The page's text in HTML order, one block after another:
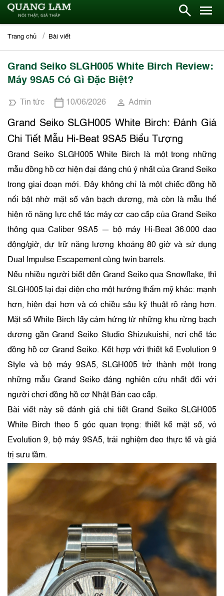
Trang chủ Bài viết
Grand Seiko SLGH005 White Birch Review:
Máy 9SA5 Có Gì Đặc Biệt?
Tin tức 10/06/2026 Admin
Grand Seiko SLGH005 White Birch: Đánh Giá
Chi Tiết Mẫu Hi-Beat 9SA5 Biểu Tượng
Grand Seiko SLGH005 White Birch là một trong những
mẫu đồng hồ cơ hiện đại đáng chú ý nhất của Grand Seiko
trong giai đoạn mới. Đây không chỉ là một chiếc đồng hồ
nổi bật nhờ mặt số vân bạch dương, mà còn là mẫu thể
hiện rõ năng lực chế tác máy cơ cao cấp của Grand Seiko
thông qua Caliber 9SA5 — bộ máy Hi-Beat 36.000 dao
động/giờ, dự trữ năng lượng khoảng 80 giờ và sử dụng
Dual Impulse Escapement cùng twin barrels.
Nếu nhiều người biết đến Grand Seiko qua Snowflake, thì
SLGH005 lại đại diện cho một hướng thẩm mỹ khác: mạnh
hơn, hiện đại hơn và có chiều sâu kỹ thuật rõ ràng hơn.
Mặt số White Birch lấy cảm hứng từ những khu rừng bạch
dương gần Grand Seiko Studio Shizukuishi, nơi chế tác
đồng hồ cơ Grand Seiko. Kết hợp với thiết kế Evolution 9
Style và bộ máy 9SA5, SLGH005 trở thành một trong
những mẫu Grand Seiko đáng nghiên cứu nhất đối với
người chơi đồng hồ cơ Nhật Bản cao cấp.
Bài viết này sẽ đánh giá chi tiết Grand Seiko SLGH005
White Birch theo 5 góc quan trọng: thiết kế mặt số, vỏ
Evolution 9, bộ máy 9SA5, trải nghiệm đeo thực tế và giá
trị sưu tầm.